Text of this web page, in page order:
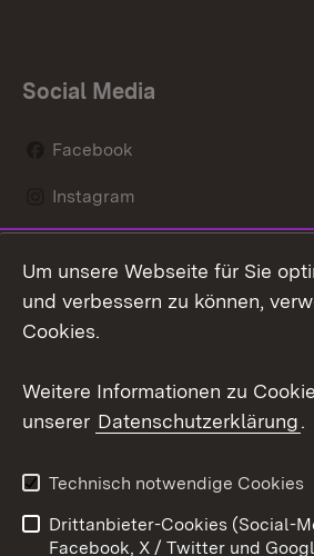
Social Media
Facebook
Instagram
Mastodon
Youtube
Kontakt
Barrierefreiheit
Impressum Cookies
Um unsere Webseite für Sie
und verbessern zu können,
Cookies.
Weitere Informationen zu
unserer Datenschutzerklärung.
Technisch notwendige Cookies
Drittanbieter-Cookies (Social-
Facebook, X / Twitter und